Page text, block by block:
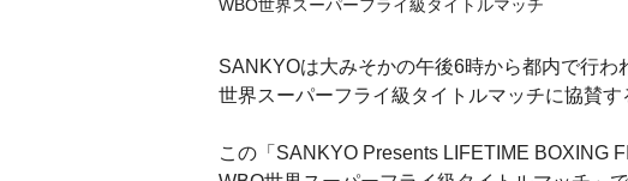
WBO世界スーパーフライ級タイトルマッチ
SANKYOは大みそかの午後6時から都内で行わ
世界スーパーフライ級タイトルマッチに協賛す
この「SANKYO Presents LIFETIME BOXING